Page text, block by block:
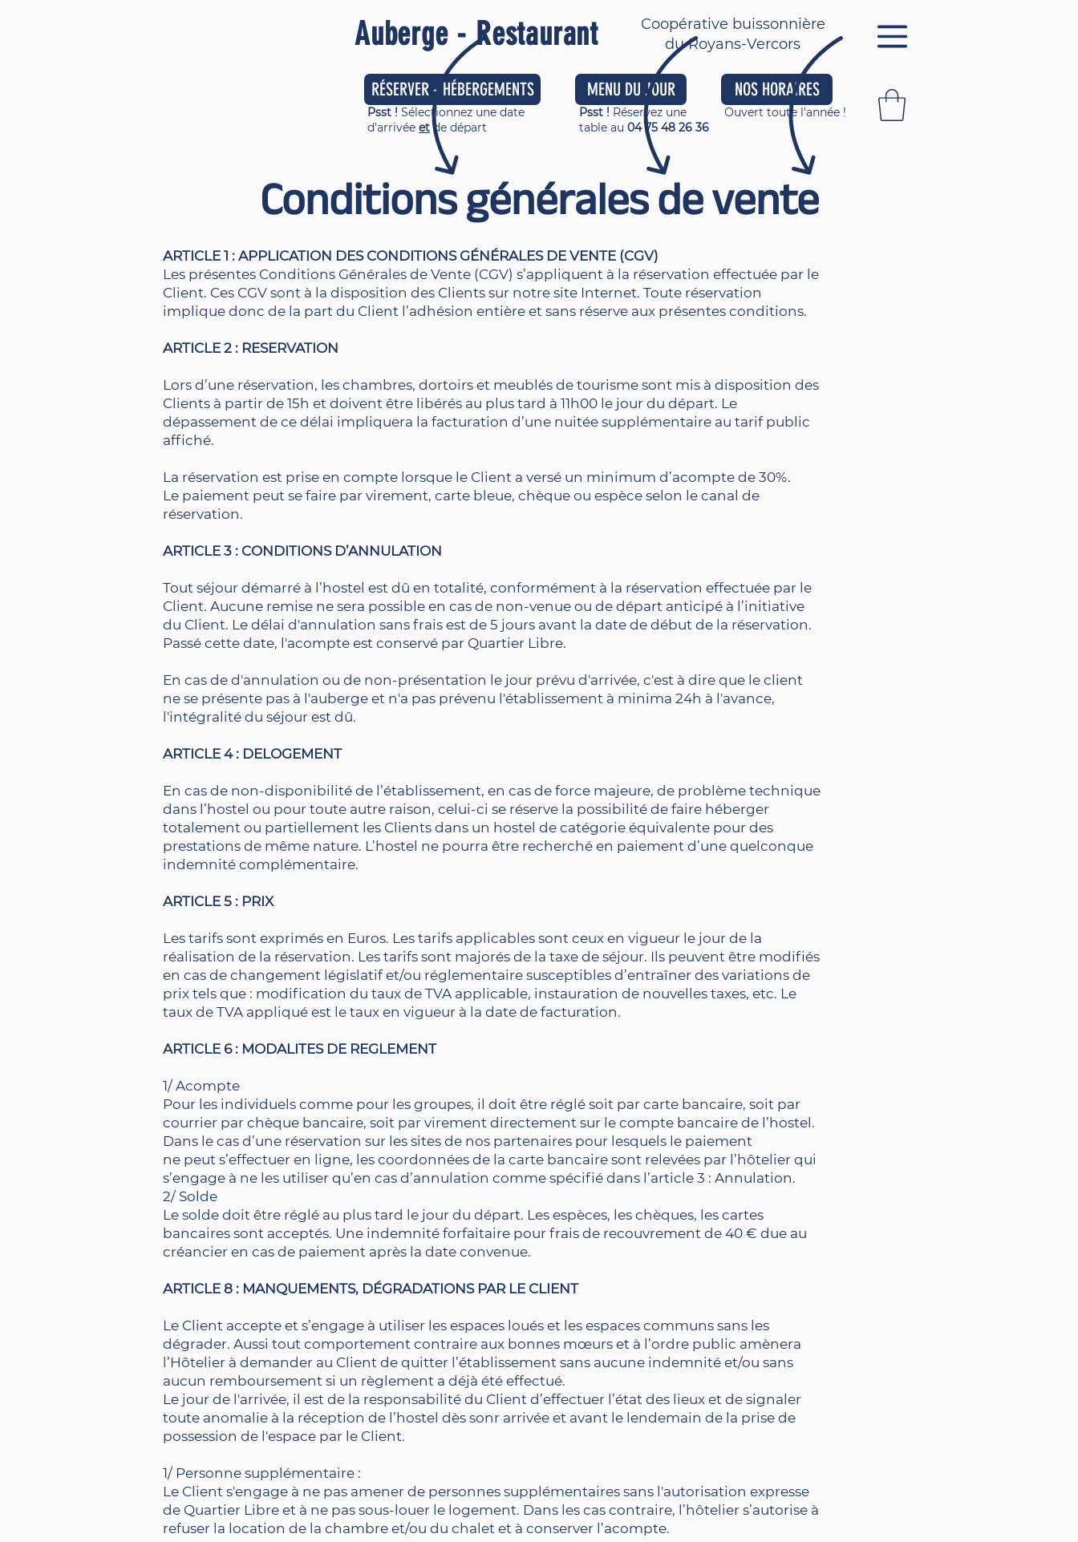
Auberge - Restaurant
Coopérative buissonnière
du Royans-Vercors
RÉSERVER - HÉBERGEMENTS
Psst ! Sélectionnez une date
d'arrivée etde départ
MENU DU JOUR
Psst ! Réservez une
table au 04 75 48 26 36
NOS HORAIRES
Ouvert toute l'année !
Conditions générales de vente
ARTICLE 1 : APPLICATION DES CONDITIONS GÉNÉRALES DE VENTE (CGV)
Les présentes Conditions Générales de Vente (CGV) s’appliquent à la réservation effectuée par le
Client. Ces CGV sont à la disposition des Clients sur notre site Internet. Toute réservation
implique donc de la part du Client l’adhésion entière et sans réserve aux présentes conditions.
ARTICLE 2 : RESERVATION
Lors d’une réservation, les chambres, dortoirs et meublés de tourisme sont mis à disposition des
Clients à partir de 15h et doivent être libérés au plus tard à 11h00 le jour du départ. Le
dépassement de ce délai impliquera la facturation d’une nuitée supplémentaire au tarif public
affiché.
La réservation est prise en compte lorsque le Client a versé un minimum d’acompte de 30%.
Le paiement peut se faire par virement, carte bleue, chèque ou espèce selon le canal de
réservation.
ARTICLE 3 : CONDITIONS D’ANNULATION
Tout séjour démarré à l’hostel est dû en totalité, conformément à la réservation effectuée par le
Client. Aucune remise ne sera possible en cas de non-venue ou de départ anticipé à l’initiative
du Client. Le délai d'annulation sans frais est de 5 jours avant la date de début de la réservation.
Passé cette date, l'acompte est conservé par Quartier Libre.
En cas de d'annulation ou de non-présentation le jour prévu d'arrivée, c'est à dire que le client
ne se présente pas à l'auberge et n'a pas prévenu l'établissement à minima 24h à l'avance,
l'intégralité du séjour est dû.
ARTICLE 4 : DELOGEMENT
En cas de non-disponibilité de l’établissement, en cas de force majeure, de problème technique
dans l’hostel ou pour toute autre raison, celui-ci se réserve la possibilité de faire héberger
totalement ou partiellement les Clients dans un hostel de catégorie équivalente pour des
prestations de même nature. L’hostel ne pourra être recherché en paiement d’une quelconque
indemnité complémentaire.
ARTICLE 5 : PRIX
Les tarifs sont exprimés en Euros. Les tarifs applicables sont ceux en vigueur le jour de la
réalisation de la réservation. Les tarifs sont majorés de la taxe de séjour. Ils peuvent être modifiés
en cas de changement législatif et/ou réglementaire susceptibles d’entraîner des variations de
prix tels que : modification du taux de TVA applicable, instauration de nouvelles taxes, etc. Le
taux de TVA appliqué est le taux en vigueur à la date de facturation.
ARTICLE 6 : MODALITES DE REGLEMENT
1/ Acompte
Pour les individuels comme pour les groupes, il doit être réglé soit par carte bancaire, soit par
courrier par chèque bancaire, soit par virement directement sur le compte bancaire de l’hostel.
Dans le cas d’une réservation sur les sites de nos partenaires pour lesquels le paiement
ne peut s’effectuer en ligne, les coordonnées de la carte bancaire sont relevées par l’hôtelier qui
s’engage à ne les utiliser qu’en cas d’annulation comme spécifié dans l’article 3 : Annulation.
2/ Solde
Le solde doit être réglé au plus tard le jour du départ. Les espèces, les chèques, les cartes
bancaires sont acceptés. Une indemnité forfaitaire pour frais de recouvrement de 40 € due au
créancier en cas de paiement après la date convenue.
ARTICLE 8 : MANQUEMENTS, DÉGRADATIONS PAR LE CLIENT
Le Client accepte et s’engage à utiliser les espaces loués et les espaces communs sans les
dégrader. Aussi tout comportement contraire aux bonnes mœurs et à l’ordre public amènera
l’Hôtelier à demander au Client de quitter l’établissement sans aucune indemnité et/ou sans
aucun remboursement si un règlement a déjà été effectué.
Le jour de l'arrivée, il est de la responsabilité du Client d’effectuer l’état des lieux et de signaler
toute anomalie à la réception de l’hostel dès sonr arrivée et avant le lendemain de la prise de
possession de l'espace par le Client.
1/ Personne supplémentaire :
Le Client s'engage à ne pas amener de personnes supplémentaires sans l'autorisation expresse
de Quartier Libre et à ne pas sous-louer le logement. Dans les cas contraire, l’hôtelier s’autorise à
refuser la location de la chambre et/ou du chalet et à conserver l’acompte.